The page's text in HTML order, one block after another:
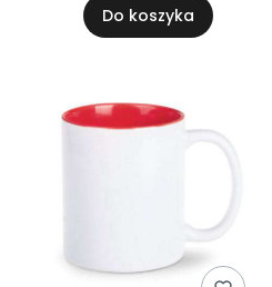
Do koszyka